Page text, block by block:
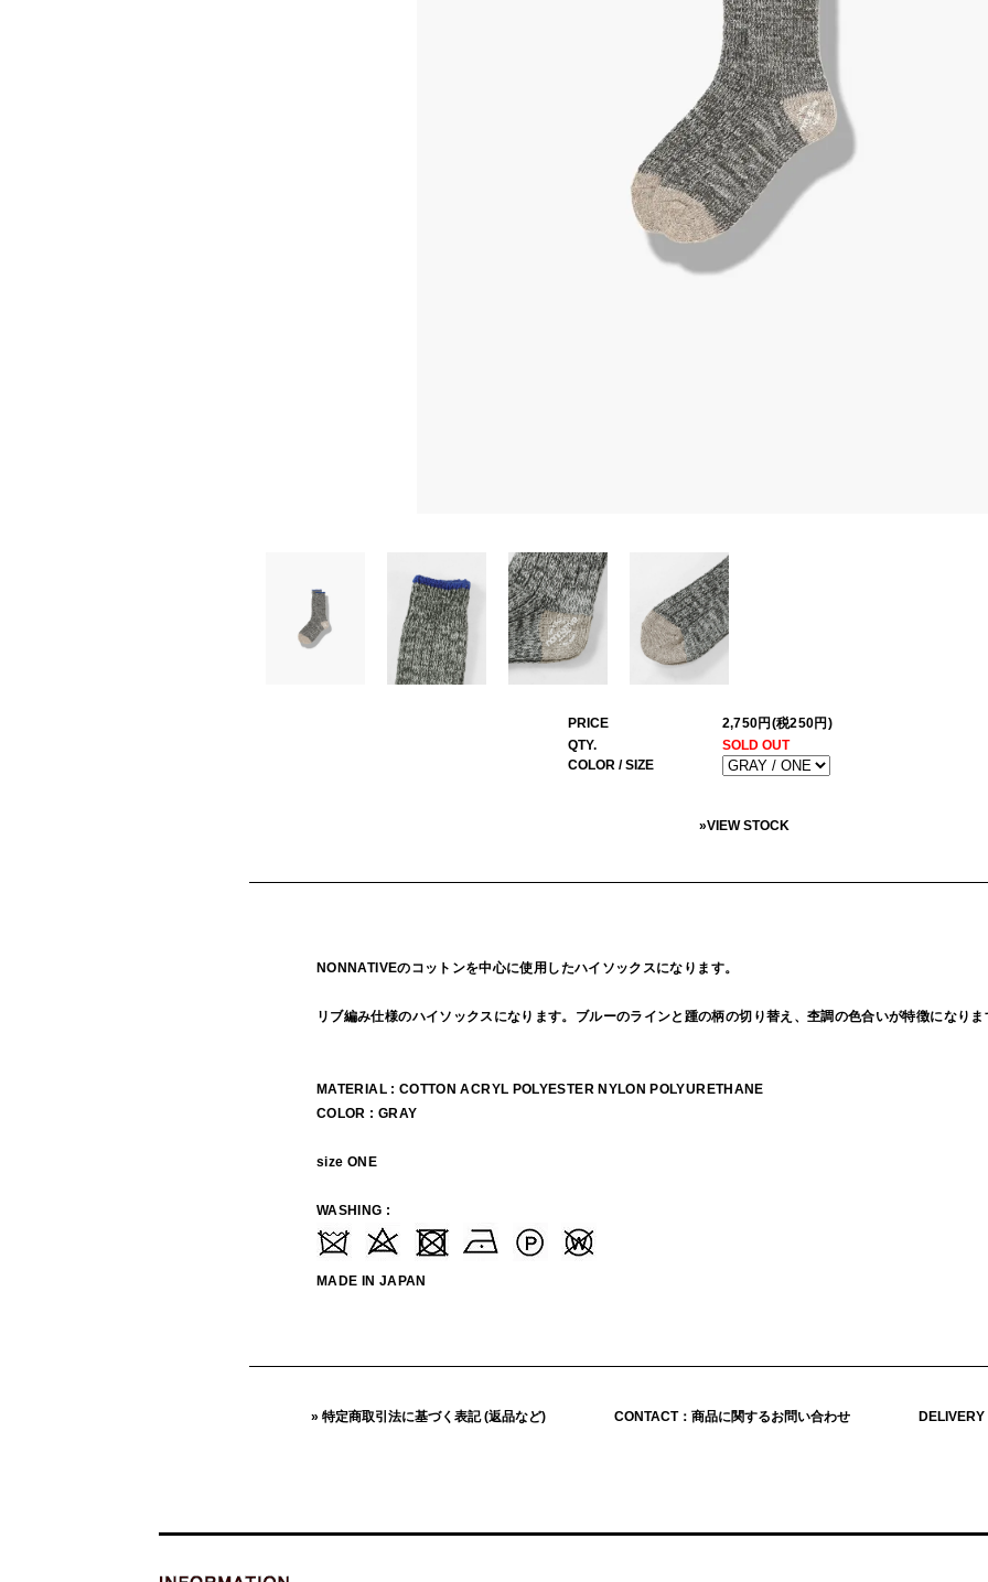
PRICE
2,750円(税250円)
QTY.
SOLD OUT
COLOR / SIZE
»VIEW STOCK
NONNATIVEのコットンを中心に使用したハイソックスになります。
リブ編み仕様のハイソックスになります。ブルーのラインと踵の柄の切り替え、杢調の色合いが特徴になりま
MATERIAL : COTTON ACRYL POLYESTER NYLON POLYURETHANE
COLOR : GRAY
size ONE
WASHING :
MADE IN JAPAN
» 特定商取引法に基づく表記 (返品など) CONTACT：商品に関するお問い合わせ